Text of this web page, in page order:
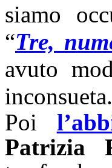
siamo
“Tre,
avuto
inconsueta.
Poi
Patrizia